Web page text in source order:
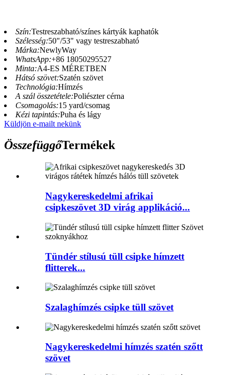
Szín:Testreszabható/színes kártyák kaphatók
Szélesség:50"/53" vagy testreszabható
Márka:NewlyWay
WhatsApp:+86 18050295527
Minta:A4-ES MÉRETBEN
Hátsó szövet:Szatén szövet
Technológia:Hímzés
A szál összetétele:Poliészter cérna
Csomagolás:15 yard/csomag
Kézi tapintás:Puha és lágy
Küldjön e-mailt nekünk
ÖsszefüggőTermékek
Nagykereskedelmi afrikai
csipkeszövet 3D virág applikáció...
Tündér stílusú tüll csipke hímzett
flitterek...
Szalaghímzés csipke tüll szövet
Nagykereskedelmi hímzés szatén szőtt
szövet